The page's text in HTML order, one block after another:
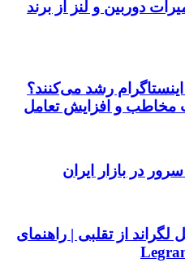
دوربین و لنز از برند
رشد می‌کنند؟
و افزایش تعامل
در بازار ایران
از تقلبی | راهنمای